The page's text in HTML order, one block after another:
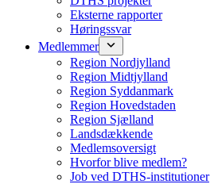
Eksterne rapporter
Høringssvar
Medlemmer
Region Nordjylland
Region Midtjylland
Region Syddanmark
Region Hovedstaden
Region Sjælland
Landsdækkende
Medlemsoversigt
Hvorfor blive medlem?
Job ved DTHS-institutioner